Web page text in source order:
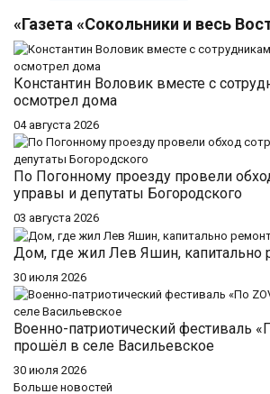
«Газета «Сокольники и весь
Константин Воловик вместе с
осмотрел дома
04 августа 2026
По Погонному проезду провели
управы и депутаты Богородского
03 августа 2026
Дом, где жил Лев Яшин, капитально
30 июля 2026
Военно-патриотический фестиваль
прошёл в селе Васильевское
30 июля 2026
Больше новостей